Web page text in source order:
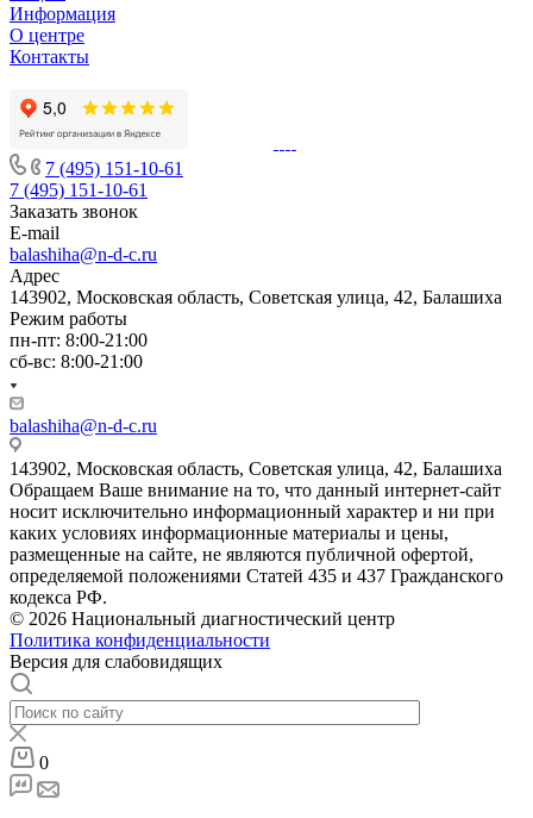
Информация
О центре
Контакты
7 (495) 151-10-61
7 (495) 151-10-61
Заказать звонок
E-mail
balashiha@n-d-c.ru
Адрес
143902, Московская область, Советская улица, 42, Балашиха
Режим работы
пн-пт: 8:00-21:00
сб-вс: 8:00-21:00
balashiha@n-d-c.ru
143902, Московская область, Советская улица, 42, Балашиха
Обращаем Ваше внимание на то, что данный интернет-сайт
носит исключительно информационный характер и ни при
каких условиях информационные материалы и цены,
размещенные на сайте, не являются публичной офертой,
определяемой положениями Статей 435 и 437 Гражданского
кодекса РФ.
© 2026 Национальный диагностический центр
Политика конфиденциальности
Версия для слабовидящих
0